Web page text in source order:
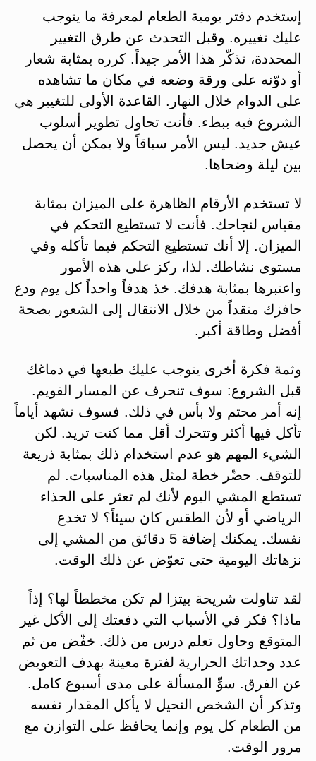
إستخدم دفتر يومية الطعام لمعرفة ما يتوجب
عليك تغييره. وقبل التحدث عن طرق التغيير
المحددة، تذكّر هذا الأمر جيداً. كرره بمثابة شعار
أو دوّنه على ورقة وضعه في مكان ما تشاهده
على الدوام خلال النهار. القاعدة الأولى للتغيير هي
الشروع فيه ببطء. فأنت تحاول تطوير أسلوب
عيش جديد. ليس الأمر سباقاً ولا يمكن أن يحصل
بين ليلة وضحاها.
لا تستخدم الأرقام الظاهرة على الميزان بمثابة
مقياس لنجاحك. فأنت لا تستطيع التحكم في
الميزان. إلا أنك تستطيع التحكم فيما تأكله وفي
مستوى نشاطك. لذا، ركز على هذه الأمور
واعتبرها بمثابة هدفك. خذ هدفاً واحداً كل يوم ودع
حافزك متقداً من خلال الانتقال إلى الشعور بصحة
أفضل وطاقة أكبر.
وثمة فكرة أخرى يتوجب عليك طبعها في دماغك
قبل الشروع: سوف تنحرف عن المسار القويم.
إنه أمر محتم ولا بأس في ذلك. فسوف تشهد أياماً
تأكل فيها أكثر وتتحرك أقل مما كنت تريد. لكن
الشيء المهم هو عدم استخدام ذلك بمثابة ذريعة
للتوقف. حضّر خطة لمثل هذه المناسبات. لم
تستطع المشي اليوم لأنك لم تعثر على الحذاء
الرياضي أو لأن الطقس كان سيئاً؟ لا تخدع
نفسك. يمكنك إضافة 5 دقائق من المشي إلى
نزهاتك اليومية حتى تعوّض عن ذلك الوقت.
لقد تناولت شريحة بيتزا لم تكن مخططاً لها؟ إذاً
ماذا؟ فكر في الأسباب التي دفعتك إلى الأكل غير
المتوقع وحاول تعلم درس من ذلك. خفّض من ثم
عدد وحداتك الحرارية لفترة معينة بهدف التعويض
عن الفرق. سوِّ المسألة على مدى أسبوع كامل.
وتذكر أن الشخص النحيل لا يأكل المقدار نفسه
من الطعام كل يوم وإنما يحافظ على التوازن مع
مرور الوقت.